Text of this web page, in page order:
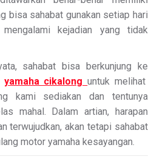
bisa sahabat gunakan setiap hari
kejadian yang tidak
sahabat bisa berkunjung ke
yamaha cikalonguntuk melihat
kami sediakan dan tentunya
mahal. Dalam artian, harapan
terwujudkan, akan tetapi sahabat
motor yamaha kesayangan.